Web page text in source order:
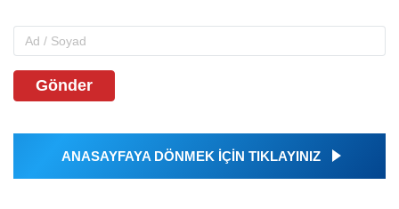
Gönder
ANASAYFAYA DÖNMEK İÇİN TIKLAYINIZ